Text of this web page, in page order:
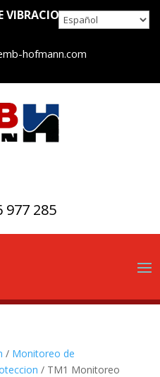
DESDE 1946
hofmann.com
977 285
/ Monitoreo de
/ TM1 Monitoreo